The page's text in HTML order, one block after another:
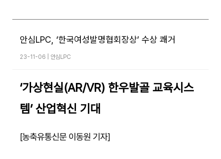
안심LPC, ‘한국여성발명협회장상’ 수상 쾌거
23-11-06 | 안심LPC
‘가상현실(AR/VR) 한우발골 교육시스
템’ 산업혁신 기대
[농축유통신문 이동원 기자]